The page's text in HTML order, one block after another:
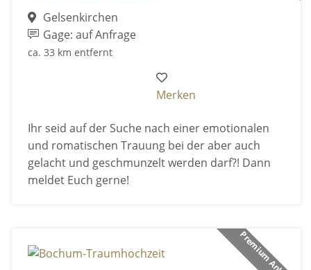
Gelsenkirchen
Gage: auf Anfrage
ca. 33 km entfernt
Merken
Ihr seid auf der Suche nach einer emotionalen
und romatischen Trauung bei der aber auch
gelacht und geschmunzelt werden darf?! Dann
meldet Euch gerne!